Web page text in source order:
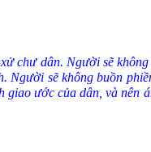
chư dân. Người sẽ
sẽ không buồn
ước của dân, và nên